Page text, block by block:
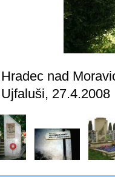
Hradec nad
Ujfaluši, 27.4.2008